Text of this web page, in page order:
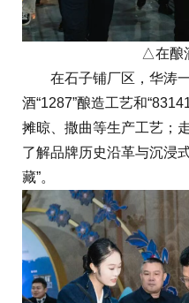
△在酿
在石子铺厂区，华涛一
酒“1287”酿造工艺和
摊晾、撒曲等生产工艺；
了解品牌历史沿革与沉浸
藏”。